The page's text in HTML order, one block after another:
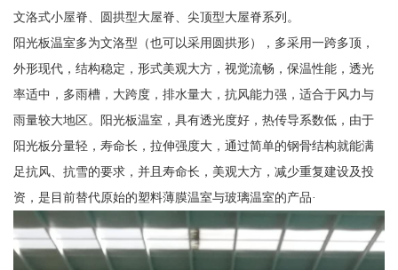
文洛式小屋脊、圆拱型大屋脊、尖顶型大屋脊系列。
阳光板温室多为文洛型（也可以采用圆拱形），多采用一跨多顶，
外形现代，结构稳定，形式美观大方，视觉流畅，保温性能，透光
率适中，多雨槽，大跨度，排水量大，抗风能力强，适合于风力与
雨量较大地区。阳光板温室，具有透光度好，热传导系数低，由于
阳光板分量轻，寿命长，拉伸强度大，通过简单的钢骨结构就能满
足抗风、抗雪的要求，并且寿命长，美观大方，减少重复建设及投
资，是目前替代原始的塑料薄膜温室与玻璃温室的产品·